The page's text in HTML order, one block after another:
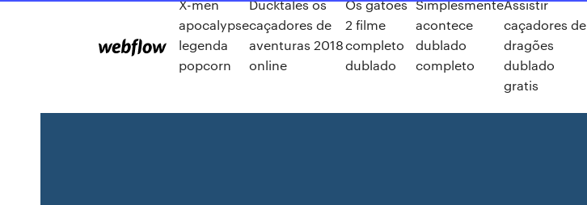
X-men
apocalypse
legenda
popcorn
Ducktales os
caçadores de
aventuras 2018
online
Os gatoes
2 filme
completo
dublado
Simplesmente
acontece
dublado
completo
Assistir
caçadores de
dragões
dublado
gratis